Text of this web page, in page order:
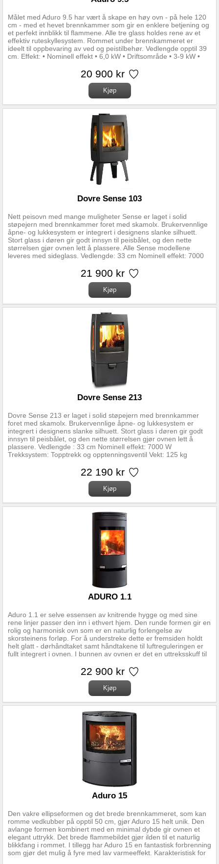
Målet med Aduro 9.5 har vært å skape en høy ovn - på hele 120
cm - med et hevet brennkammer som gir en enklere betjening og
et perfekt innblikk til flammene. Alle tre glass holdes rene av et
effektiv ruteskyllesystem. Rommet under brennkammeret er
ideelt til oppbevaring av ved og peistilbehør. Vedlengde opptil 39
cm. Effekt: • Nominell effekt • 6,0 kW • Driftsområde • 3-9 kW •
20 900 kr
Nett peisovn med mange muligheter Sense er laget i solid
støpejern med brennkammer foret med skamolx. Brukervennlige
åpne- og lukkesystem er integrert i designens slanke silhuett.
Stort glass i døren gir godt innsyn til peisbålet, og den nette
størrelsen gjør ovnen lett å plassere. Alle Sense modellene
leveres med sideglass. Vedlengde: 33 cm Nominell effekt: 7000
Røykuttak diameter: 150 mm Tilslutningshøyde: 790 mm Avstand
fra gulv til senter luftinntak: 300 mm Røykuttak Topp og bak
Regulerbare ben Nei Gulvplatemål: minimum 500x660 mm
Brennkammer: Skamolx Overflatebehandling: Sort lakk Materiale:
Støpejern Forbrenningssystem: Luftkammer med
60-80 W pr m2 Forberedt for friskluft: Ja Askeskuff: Ja Mulighet
Dovre Sense 103
21 900 kr
Dovre Sense 213 er laget i solid støpejern med brennkammer
foret med skamolx. Brukervennlige åpne- og lukkesystem er
integrert i designens slanke silhuett. Stort glass i døren gir godt
innsyn til peisbålet, og den nette størrelsen gjør ovnen lett å
plassere. Vedlengde : 33 cm Nominell effekt: 7000 W
Trekksystem: Topptrekk og opptenningsventil Vekt: 125 kg
fra gulv til senter luftinntak 300 mm Røykuttak Topp og bak
Regulerbare ben Nei Gulvplatemål minimum 500x660
Brennkammer:Skamolx Overflatebehandling: Sort lakk
Materiale:Støpejern Forbrenningssystem: Luftkammer med
sekundærforbrenning Oppvarmingsareal: Takhøyde 2.4m, beregn
60-80 W pr m2 Forberedt for friskluft: Ja Askeskuff: Ja Mulighet
Dovre Sense 213
22 190 kr
Aduro 1.1 er selve essensen av knitrende hygge og med sine
rene linjer passer den inn i ethvert hjem. Den runde formen gir en
rolig og harmonisk ovn som er en naturlig forlengelse av
skorsteinens forløp. For å understreke dette er fremsiden holdt
helt glatt - dørhåndtaket samt håndtakene til luftreguleringen er
fullt integrert i ovnen. I bunnen av ovnen er det en uttreksskuff til
kW Driftsområde 3-9 kW Oppvarmningsareal 30-140 m2
ADURO 1.1
22 900 kr
Den vakre ellipseformen og det brede brennkammeret, som kan
romme vedkubber på opptil 50 cm, gjør Aduro 15 helt unik. Den
avlange formen kombinert med en minimal dybde gir ovnen et
elegant uttrykk. Det brede flammebildet gjør ilden til et naturlig
blikkfang i rommet. I tillegg har Aduro 15 en fantastisk forbrenning
som gjør det mulig å fyre med lav varmeeffekt. Karakteristisk for
Aduro 15